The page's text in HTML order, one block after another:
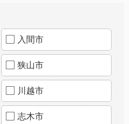
入間市
狭山市
川越市
志木市